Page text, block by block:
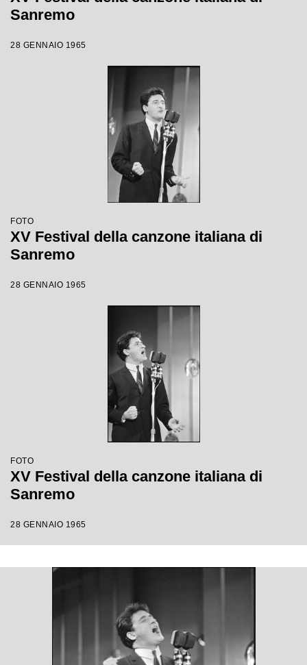
Sanremo
28 GENNAIO 1965
FOTO
XV Festival della canzone italiana di
Sanremo
28 GENNAIO 1965
FOTO
XV Festival della canzone italiana di
Sanremo
28 GENNAIO 1965